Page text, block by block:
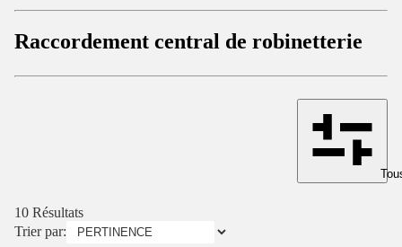
Raccordement central de robinetterie
10 Résultats
Trier par: